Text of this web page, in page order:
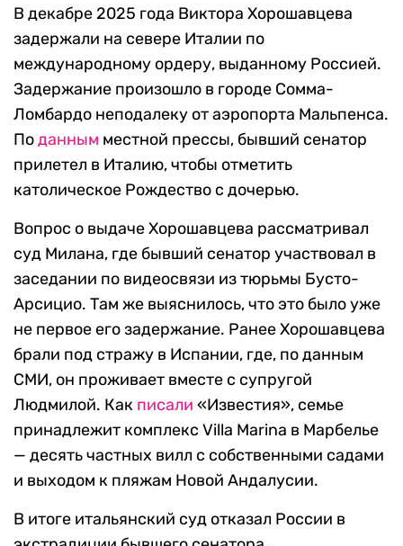
В декабре 2025 года Виктора Хорошавцева
задержали на севере Италии по
международному ордеру, выданному Россией.
Задержание произошло в городе Сомма-
Ломбардо неподалеку от аэропорта Мальпенса.
Поданным местной прессы, бывший сенатор
прилетел в Италию, чтобы отметить
католическое Рождество с дочерью.
Вопрос о выдаче Хорошавцева рассматривал
суд Милана, где бывший сенатор участвовал в
заседании по видеосвязи из тюрьмы Бусто-
Арсицио. Там же выяснилось, что это было уже
не первое его задержание. Ранее Хорошавцева
брали под стражу в Испании, где, по данным
СМИ, он проживает вместе с супругой
Людмилой. Как писали «Известия», семье
принадлежит комплекс Villa Marina в Марбелье
— десять частных вилл с собственными садами
и выходом к пляжам Новой Андалусии.
В итоге итальянский суд отказал России в